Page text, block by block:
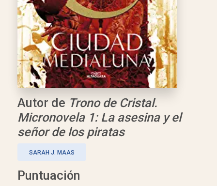
Autor de Trono de Cristal.
Micronovela 1: La asesina y el
señor de los piratas
SARAH J. MAAS
Puntuación